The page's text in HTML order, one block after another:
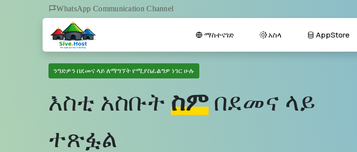
WhatsApp Communication Channel
ማስተናገድ አስላ AppStore
ንግድዎን በደመና ላይ ለማግኘት የሚያስፈልግዎ ነገር ሁሉ
እስቲ አስቡት ስም በደመና ላይ
ተጽፏል